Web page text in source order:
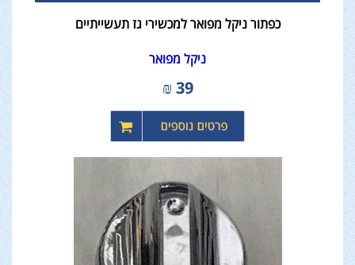
כפתור ניקל מפואר למכשירי גז תעשייתיים
ניקל מפואר
39
₪